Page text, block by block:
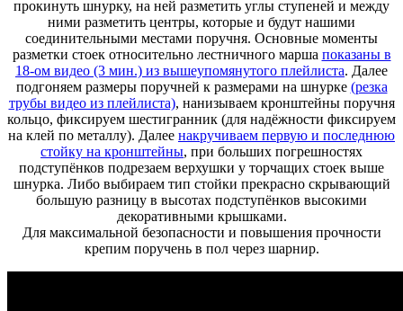
прокинуть шнурку, на ней разметить углы ступеней и между
ними разметить центры, которые и будут нашими
соединительными местами поручня. Основные моменты
разметки стоек относительно лестничного марша показаны в
18-ом видео (3 мин.) из вышеупомянутого плейлиста. Далее
подгоняем размеры поручней к размерами на шнурке (резка
трубы видео из плейлиста), нанизываем кронштейны поручня
кольцо, фиксируем шестигранник (для надёжности фиксируем
на клей по металлу). Далее накручиваем первую и последнюю
стойку на кронштейны, при больших погрешностях
подступёнков подрезаем верхушки у торчащих стоек выше
шнурка. Либо выбираем тип стойки прекрасно скрывающий
большую разницу в высотах подступёнков высокими
декоративными крышками.
Для максимальной безопасности и повышения прочности
крепим поручень в пол через шарнир.